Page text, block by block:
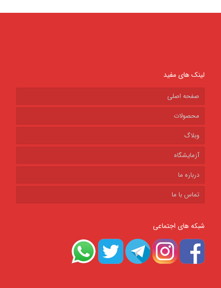
لینک های مفید
صفحه اصلی
محصولات
وبلاگ
آزمایشگاه
درباره ما
تماس با ما
شبکه های اجتماعی